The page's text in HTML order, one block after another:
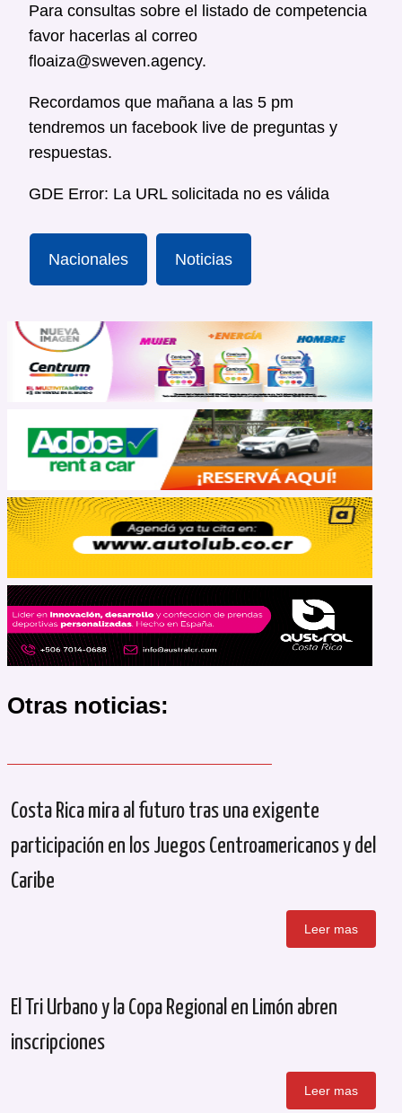
Para consultas sobre el listado de competencia
favor hacerlas al correo
floaiza@sweven.agency.
Recordamos que mañana a las 5 pm
tendremos un facebook live de preguntas y
respuestas.
GDE Error: La URL solicitada no es válida
Nacionales Noticias
Otras noticias:
Costa Rica mira al futuro tras una exigente
participación en los Juegos Centroamericanos y del
Caribe
Leer mas
El Tri Urbano y la Copa Regional en Limón abren
inscripciones
Leer mas